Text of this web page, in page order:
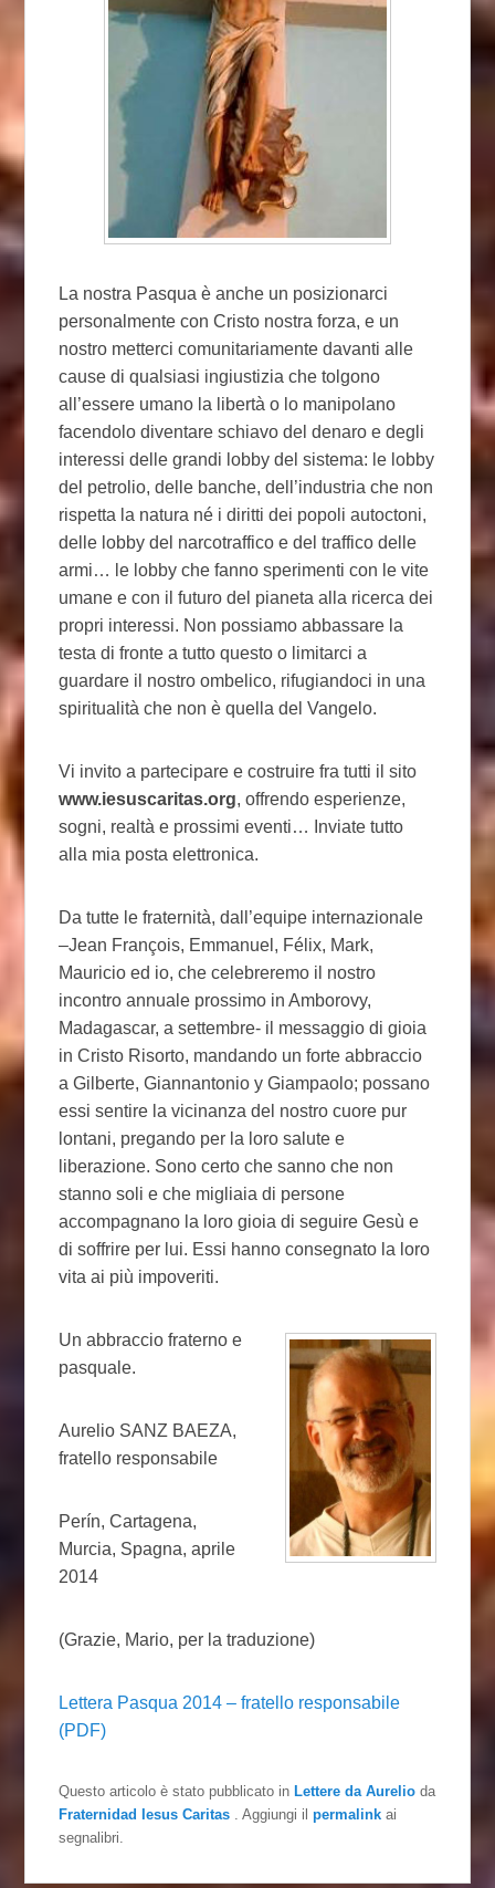
La nostra Pasqua è anche un posizionarci
personalmente con Cristo nostra forza, e un
nostro metterci comunitariamente davanti alle
cause di qualsiasi ingiustizia che tolgono
all’essere umano la libertà o lo manipolano
facendolo diventare schiavo del denaro e degli
interessi delle grandi lobby del sistema: le lobby
del petrolio, delle banche, dell’industria che non
rispetta la natura né i diritti dei popoli autoctoni,
delle lobby del narcotraffico e del traffico delle
armi… le lobby che fanno sperimenti con le vite
umane e con il futuro del pianeta alla ricerca dei
propri interessi. Non possiamo abbassare la
testa di fronte a tutto questo o limitarci a
guardare il nostro ombelico, rifugiandoci in una
spiritualità che non è quella del Vangelo.
Vi invito a partecipare e costruire fra tutti il sito
www.iesuscaritas.org, offrendo esperienze,
sogni, realtà e prossimi eventi… Inviate tutto
alla mia posta elettronica.
Da tutte le fraternità, dall’equipe internazionale
–Jean François, Emmanuel, Félix, Mark,
Mauricio ed io, che celebreremo il nostro
incontro annuale prossimo in Amborovy,
Madagascar, a settembre- il messaggio di gioia
in Cristo Risorto, mandando un forte abbraccio
a Gilberte, Giannantonio y Giampaolo; possano
essi sentire la vicinanza del nostro cuore pur
lontani, pregando per la loro salute e
liberazione. Sono certo che sanno che non
stanno soli e che migliaia di persone
accompagnano la loro gioia di seguire Gesù e
di soffrire per lui. Essi hanno consegnato la loro
vita ai più impoveriti.
Un abbraccio fraterno e
pasquale.
Aurelio SANZ BAEZA,
fratello responsabile
Perín, Cartagena,
Murcia, Spagna, aprile
2014
(Grazie, Mario, per la traduzione)
Lettera Pasqua 2014 – fratello responsabile
(PDF)
Questo articolo è stato pubblicato inLettere da Aurelio da
Fraternidad Iesus Caritas
. Aggiungi ilpermalink ai
segnalibri.